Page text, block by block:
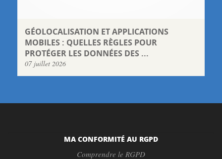
GÉOLOCALISATION ET APPLICATIONS
MOBILES : QUELLES RÈGLES POUR
PROTÉGER LES DONNÉES DES ...
07 juillet 2026
MA CONFORMITÉ AU RGPD
Comprendre le RGPD